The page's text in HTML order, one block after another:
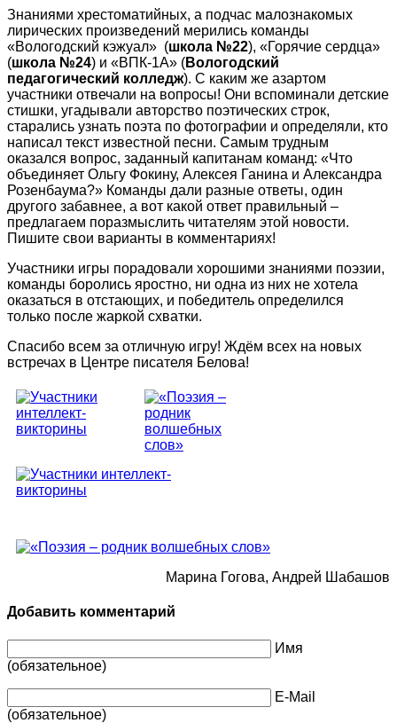
Знаниями хрестоматийных, а подчас малознакомых
лирических произведений мерились команды
«Вологодский кэжуал» (школа №22), «Горячие сердца»
(школа №24) и «ВПК-1А» (Вологодский
педагогический колледж). С каким же азартом
участники отвечали на вопросы! Они вспоминали детские
стишки, угадывали авторство поэтических строк,
старались узнать поэта по фотографии и определяли, кто
написал текст известной песни. Самым трудным
оказался вопрос, заданный капитанам команд: «Что
объединяет Ольгу Фокину, Алексея Ганина и Александра
Розенбаума?» Команды дали разные ответы, один
другого забавнее, а вот какой ответ правильный –
предлагаем поразмыслить читателям этой новости.
Пишите свои варианты в комментариях!
Участники игры порадовали хорошими знаниями поэзии,
команды боролись яростно, ни одна из них не хотела
оказаться в отстающих, и победитель определился
только после жаркой схватки.
Спасибо всем за отличную игру! Ждём всех на новых
встречах в Центре писателя Белова!
Марина Гогова, Андрей Шабашов
Добавить комментарий
Имя
(обязательное)
E-Mail
(обязательное)